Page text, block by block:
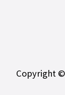
Copyright ©